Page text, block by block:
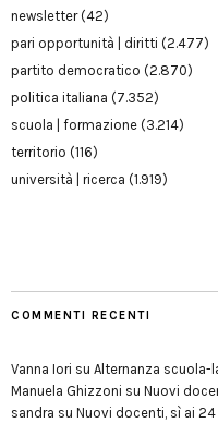
newsletter(42)
pari opportunità | diritti (2.477)
partito democratico (2.870)
politica italiana (7.352)
scuola | formazione (3.214)
territorio (116)
università | ricerca (1.919)
COMMENTI RECENTI
Vanna Iori su Alternanza
Manuela Ghizzoni su Nuovi
sandra su Nuovi docenti, sì ai